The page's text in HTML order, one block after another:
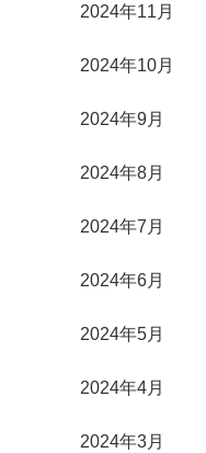
2024年11月
2024年10月
2024年9月
2024年8月
2024年7月
2024年6月
2024年5月
2024年4月
2024年3月